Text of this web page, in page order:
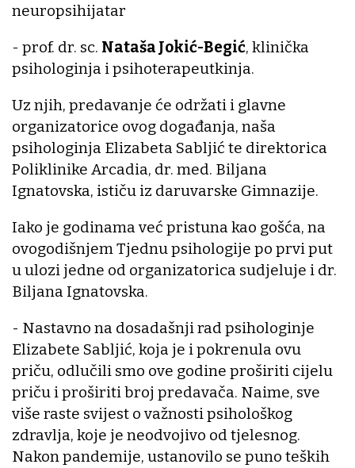
neuropsihijatar
- prof. dr. sc. Nataša Jokić-Begić, klinička
psihologinja i psihoterapeutkinja.
Uz njih, predavanje će održati i glavne
organizatorice ovog događanja, naša
psihologinja Elizabeta Sabljić te direktorica
Poliklinike Arcadia, dr. med. Biljana
Ignatovska, ističu iz daruvarske Gimnazije.
Iako je godinama već pristuna kao gošća, na
ovogodišnjem Tjednu psihologije po prvi put
u ulozi jedne od organizatorica sudjeluje i dr.
Biljana Ignatovska.
- Nastavno na dosadašnji rad psihologinje
Elizabete Sabljić, koja je i pokrenula ovu
priču, odlučili smo ove godine proširiti cijelu
priču i proširiti broj predavača. Naime, sve
više raste svijest o važnosti psihološkog
zdravlja, koje je neodvojivo od tjelesnog.
Nakon pandemije, ustanovilo se puno teških